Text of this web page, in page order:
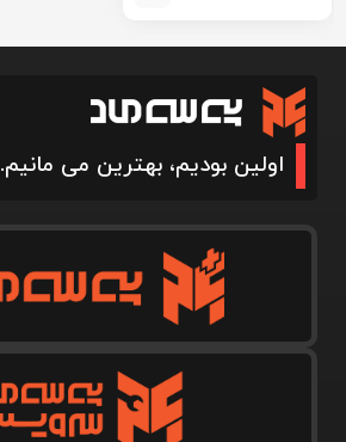
اولین بودیم، بهترین می مانیم.